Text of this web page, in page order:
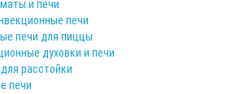
и печи
печи
печи для пиццы
духовки и печи
расстойки
печи